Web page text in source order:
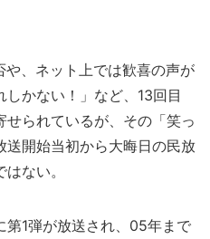
、ネット上では歓喜の声が
かない！」など、13回目
られているが、その「笑っ
送開始当初から大晦日の民放
ない。
1弾が放送され、05年まで